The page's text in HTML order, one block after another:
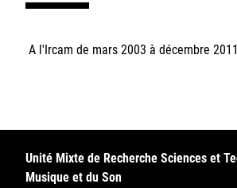
CNRS
Ministère de la Culture
Rester informé
A l'Ircam de mars 2003 à décembre 2011
Unité Mixte de Recherche Sciences et
Musique et du Son